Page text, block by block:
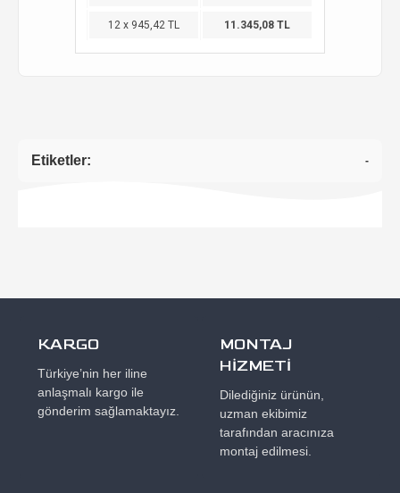
12 x 945,42 TL 11.345,08 TL
Etiketler: -
KARGO
Türkiye’nin her iline
anlaşmalı kargo ile
gönderim sağlamaktayız.
MONTAJ
HİZMETİ
Dilediğiniz ürünün,
uzman ekibimiz
tarafından aracınıza
montaj edilmesi.